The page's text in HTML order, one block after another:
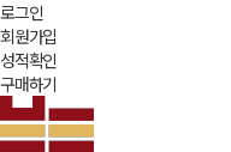
로그인
회원가입
성적확인
구매하기